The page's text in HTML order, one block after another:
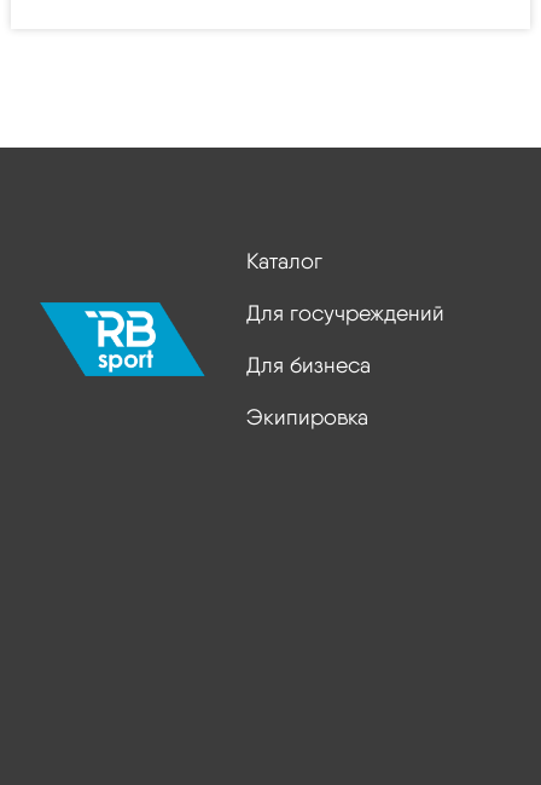
Каталог
Для госучреждений
Для бизнеса
Экипировка